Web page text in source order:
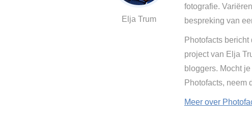
Elja Trum
fotografie.
bespreking van
Photofacts
project van Elja
bloggers. Mocht
Photofacts, neem
Meer over